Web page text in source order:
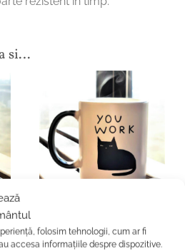
folosim tehnologii, cum ar fi
accesa informațiile despre dispozitive.
si…
pisica-Judgemental Cat